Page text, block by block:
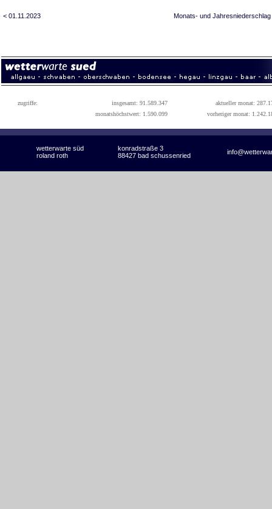
< 01.11.2023 Monats- und Jahresniederschlag
zugriffe: insgesamt: 91.589.347
aktueller monat:
monatshöchstwert: 1.590.099
vorheriger monat:
wetterwarte süd konradstraße 3
roland roth 88427 bad schussenried